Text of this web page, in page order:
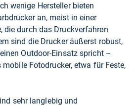
wenige Hersteller bieten
an, meist in einer
die durch das Druckverfahren
sind die Drucker äußerst robust,
Outdoor-Einsatz spricht –
Fotodrucker, etwa für Feste,
sehr langlebig und